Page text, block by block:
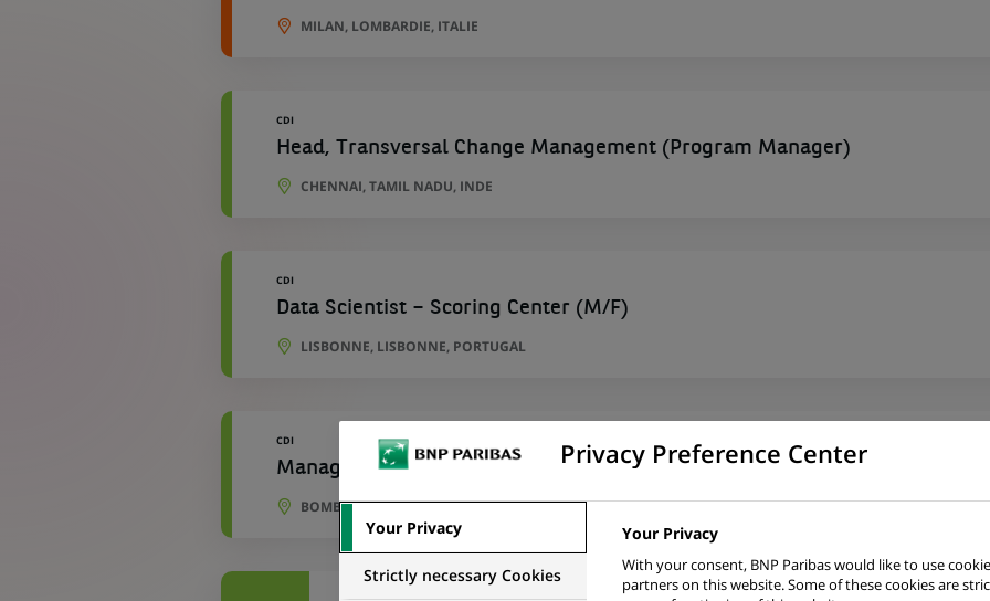
MILAN, LOMBARDIE, ITALIE
CDI
Head, Transversal Change Management (Program Manager)
CHENNAI, TAMIL NADU, INDE
CDI
Data Scientist – Scoring Center (M/F)
LISBONNE, LISBONNE, PORTUGAL
CDI
Manager/AVP- Risk and Governance
BOMBAY, MAHARASHTRA, INDE
Privacy Preference Center
Your Privacy
Strictly necessary Cookies
Your Privacy
With your consent, BNP Paribas would like to use
partners on this website. Some of these cookies are